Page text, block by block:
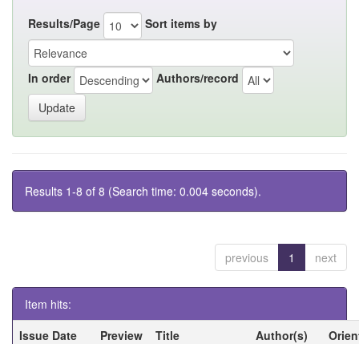
Results/Page Sort items by
In order Authors/record
Results 1-8 of 8 (Search time: 0.004 seconds).
previous 1 next
Item hits:
Issue Date
Preview Title Author(s)